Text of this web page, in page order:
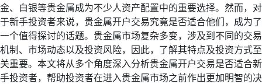
金、白银等贵金属成为不少人资产配置中的重要选择。然而，对
于新手投资者来说，贵金属开户交易究竟是否适合他们，成为了
一个值得探讨的话题。贵金属市场复杂多变，涉及到不同的交易
机制、市场动态以及投资风险，因此，了解其特点及投资方式至
关重要。本文将从多个角度深入分析贵金属开户交易是否适合新
手投资者，帮助投资者在进入贵金属市场之前作出更加明智的决